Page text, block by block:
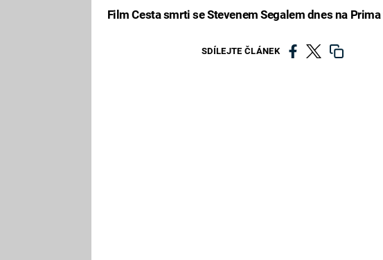
Film Cesta smrti se Stevenem Segalem dnes na
SDÍLEJTE ČLÁNEK